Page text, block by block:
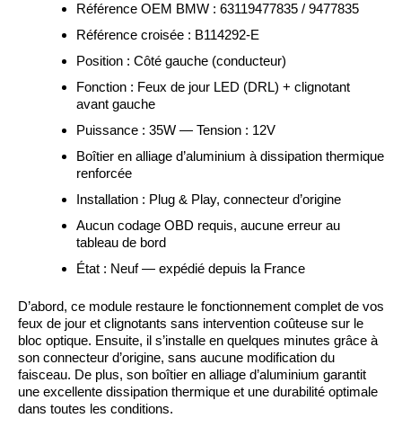
Référence OEM BMW : 63119477835 / 9477835
Référence croisée : B114292-E
Position : Côté gauche (conducteur)
Fonction : Feux de jour LED (DRL) + clignotant
avant gauche
Puissance : 35W — Tension : 12V
Boîtier en alliage d’aluminium à dissipation thermique
renforcée
Installation : Plug & Play, connecteur d’origine
Aucun codage OBD requis, aucune erreur au
tableau de bord
État : Neuf — expédié depuis la France
D’abord, ce module restaure le fonctionnement complet de vos
feux de jour et clignotants sans intervention coûteuse sur le
bloc optique. Ensuite, il s’installe en quelques minutes grâce à
son connecteur d’origine, sans aucune modification du
faisceau. De plus, son boîtier en alliage d’aluminium garantit
une excellente dissipation thermique et une durabilité optimale
dans toutes les conditions.